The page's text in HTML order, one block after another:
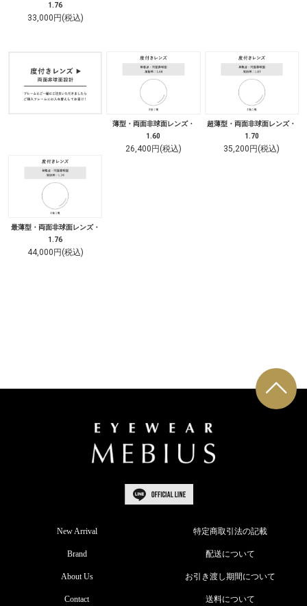
1.76
33,000円(税込)
薄型・両面非球面レンズ・
1.60
26,400円(税込)
超薄型・両面非球面レンズ・
1.70
35,200円(税込)
最薄型・両面非球面レンズ・
1.76
44,000円(税込)
New Arrival
Brand
About Us
Contact
特定商取引法の記載
配送について
お引き渡し期間について
送料について